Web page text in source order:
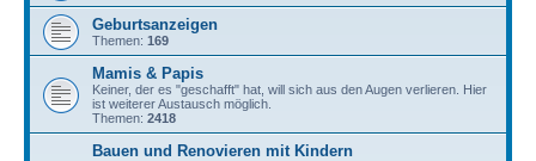
Geburtsanzeigen
Themen: 169
Mamis & Papis
Keiner, der es "geschafft" hat, will sich aus den Augen verlieren. Hier
ist weiterer Austausch möglich.
Themen: 2418
Bauen und Renovieren mit Kindern